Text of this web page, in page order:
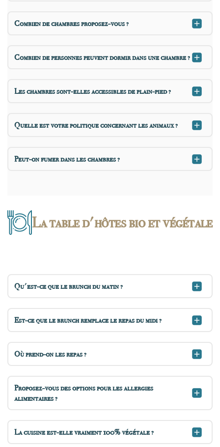
Combien de chambres proposez-vous ?
Combien de personnes peuvent dormir dans une chambre ?
Les chambres sont-elles accessibles de plain-pied ?
Quelle est votre politique concernant les animaux ?
Peut-on fumer dans les chambres ?
La table d'hôtes bio et végétale
Qu'est-ce que le brunch du matin ?
Est-ce que le brunch remplace le repas du midi ?
Où prend-on les repas ?
Proposez-vous des options pour les allergies
alimentaires ?
La cuisine est-elle vraiment 100% végétale ?